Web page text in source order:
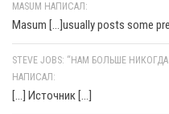
MASUM НАПИСАЛ:
Masum [...]usually posts some
STEVE JOBS: “НАМ БОЛЬШЕ
НАПИСАЛ:
[…] Источник […]